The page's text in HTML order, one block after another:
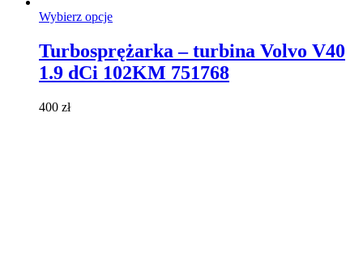
Wybierz opcjeTen
wiele
wariantów.
Turbosprężarka – turbina Volvo V40
1.9 dCi 102KM 751768
400 zł